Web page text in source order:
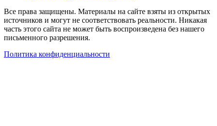
Все права защищены. Материалы на сайте взяты из открытых
источников и могут не соответствовать реальности. Никакая
часть этого сайта не может быть воспроизведена без нашего
письменного разрешения.
Политика конфиденциальности